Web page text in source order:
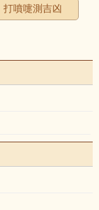
打噴嚏測吉凶